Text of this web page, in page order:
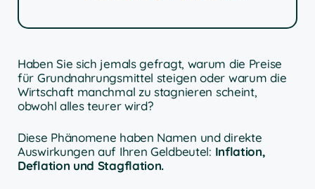
Haben Sie sich jemals gefragt, warum die Preise
für Grundnahrungsmittel steigen oder warum die
Wirtschaft manchmal zu stagnieren scheint,
obwohl alles teurer wird?
Diese Phänomene haben Namen und direkte
Auswirkungen auf Ihren Geldbeutel: Inflation,
Deflation und Stagflation.